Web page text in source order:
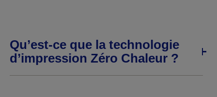
Qu’est-ce que la technologie
d’impression Zéro Chaleur ?